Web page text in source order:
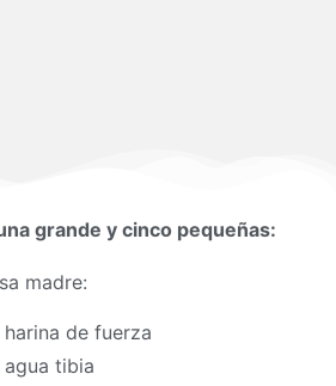
grande y cinco pequeñas:
madre:
de fuerza
tibia